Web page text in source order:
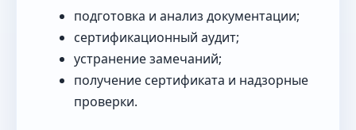
подготовка и анализ документации;
сертификационный аудит;
устранение замечаний;
получение сертификата и надзорные
проверки.